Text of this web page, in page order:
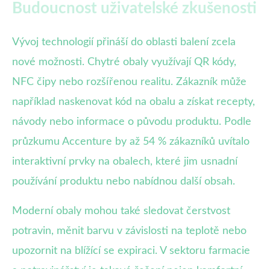
Budoucnost uživatelské zkušenosti
Vývoj technologií přináší do oblasti balení zcela
nové možnosti. Chytré obaly využívají QR kódy,
NFC čipy nebo rozšířenou realitu. Zákazník může
například naskenovat kód na obalu a získat recepty,
návody nebo informace o původu produktu. Podle
průzkumu Accenture by až 54 % zákazníků uvítalo
interaktivní prvky na obalech, které jim usnadní
používání produktu nebo nabídnou další obsah.
Moderní obaly mohou také sledovat čerstvost
potravin, měnit barvu v závislosti na teplotě nebo
upozornit na blížící se expiraci. V sektoru farmacie